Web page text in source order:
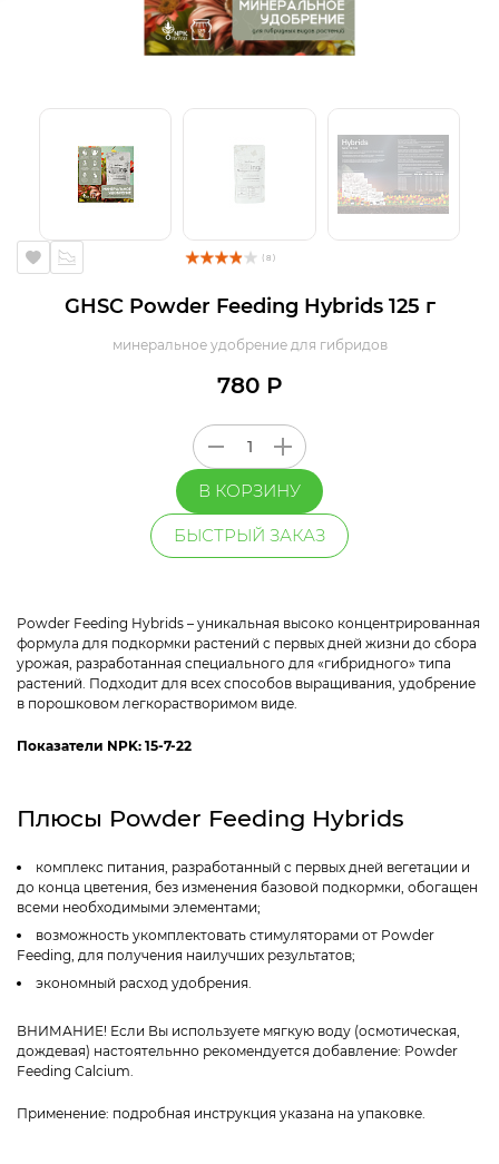
( 8 )
GHSC Powder Feeding Hybrids 125 г
минеральное удобрение для гибридов
780 Р
В КОРЗИНУ
БЫСТРЫЙ ЗАКАЗ
Powder Feeding Hybrids – уникальная высоко концентрированная
формула для подкормки растений с первых дней жизни до сбора
урожая, разработанная специального для «гибридного» типа
растений. Подходит для всех способов выращивания, удобрение
в порошковом легкорастворимом виде.
Показатели NPK: 15-7-22
Плюсы Powder Feeding Hybrids
комплекс питания, разработанный с первых дней вегетации и
до конца цветения, без изменения базовой подкормки, обогащен
всеми необходимыми элементами;
возможность укомплектовать стимуляторами от Powder
Feeding, для получения наилучших результатов;
экономный расход удобрения.
ВНИМАНИЕ! Если Вы используете мягкую воду (осмотическая,
дождевая) настоятельнно рекомендуется добавление: Powder
Feeding Calcium.
Применение: подробная инструкция указана на упаковке.